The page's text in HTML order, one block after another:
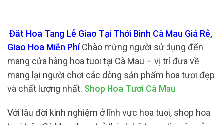
Đăt Hoa Tang Lễ Giao Tại Thới Bình Cà Mau Giá Rẻ,
Giao Hoa Miễn PhíChào mừng người sử dụng đến
mang cửa hàng hoa tuoi tại Cà Mau – vị trí đưa về
mang lại người chơi các dòng sản phẩm hoa tươi đẹp
và chất lượng nhất. Shop Hoa Tươi Cà Mau
Với lâu đời kinh nghiệm ở lĩnh vực hoa tuoi, shop hoa